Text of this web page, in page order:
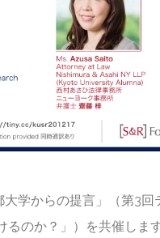
学からの提言」（第3回
のか？」）を共催します